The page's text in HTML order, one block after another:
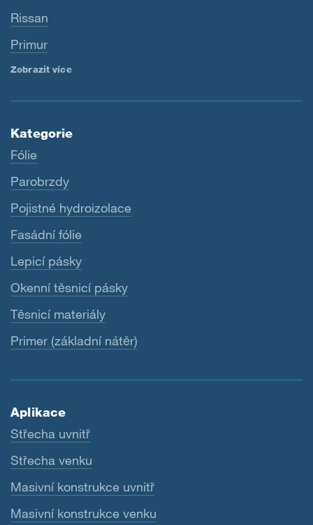
Rissan
Primur
Zobrazit více
Kategorie
Fólie
Parobrzdy
Pojistné hydroizolace
Fasádní fólie
Lepicí pásky
Okenní těsnicí pásky
Těsnicí materiály
Primer (základní nátěr)
Aplikace
Střecha uvnitř
Střecha venku
Masivní konstrukce uvnitř
Masivní konstrukce venku